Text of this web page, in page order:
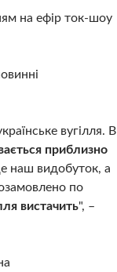
на ефір ток-шоу
вугілля. В
приблизно
наш видобуток, а
по
вистачить", –